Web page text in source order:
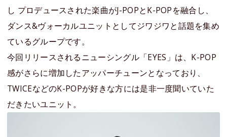
し プロデュースされた楽曲がJ-POPとK-POPを融合し、
ダンス&ヴォーカルユニットとしてジワジワと話題を集め
ているグループです。
今回リリースされるニューシングル「EYES」は、K-POP
感がさらに増加したアッパーチューンとなっており、
TWICEなどのK-POPが好きな方には是非一度聞いていた
だきたいユニット。